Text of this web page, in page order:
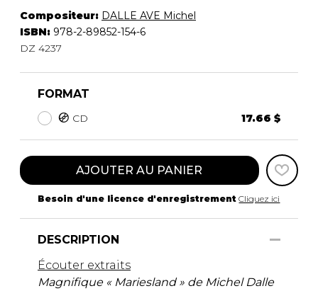
Compositeur: DALLE AVE Michel
ISBN: 978-2-89852-154-6
DZ 4237
FORMAT
CD 17.66 $
AJOUTER AU PANIER
Besoin d'une licence d'enregistrement Cliquez ici
DESCRIPTION
Écouter extraits
Magnifique « Mariesland » de Michel Dalle